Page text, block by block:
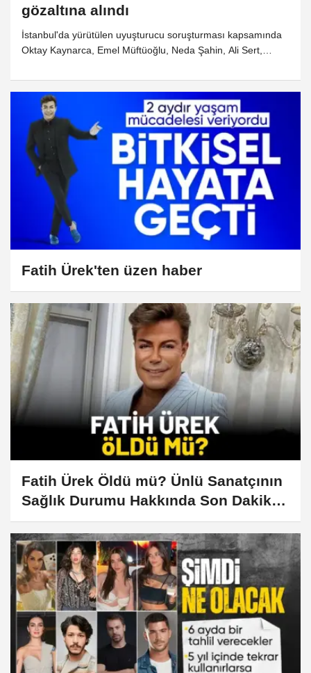
gözaltına alındı
İstanbul'da yürütülen uyuşturucu soruşturması kapsamında
Oktay Kaynarca, Emel Müftüoğlu, Neda Şahin, Ali Sert,
Fatih Ürek'ten üzen haber
Fatih Ürek Öldü mü? Ünlü Sanatçının
Sağlık Durumu Hakkında Son Dakika
Gelişmesi!